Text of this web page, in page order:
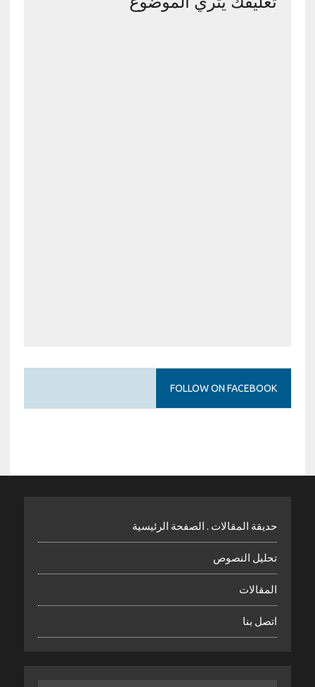
FOLLOW ON FACEBOOK
حديقة المقالات . الصفحة الرئيسية
تحليل النصوص
المقالات
اتصل بنا